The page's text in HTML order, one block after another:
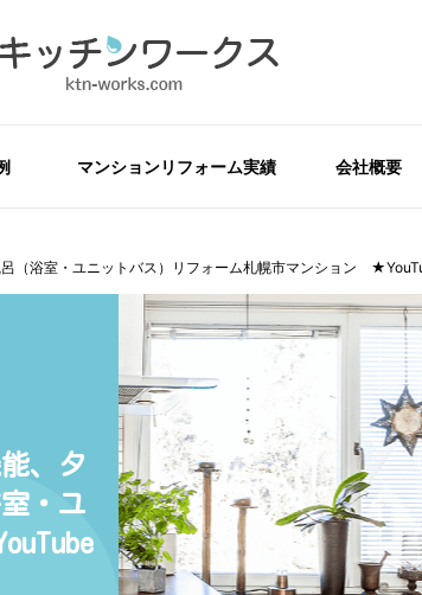
マンションリフォーム実績 会社概要
呂（浴室・ユニットバス）リフォーム札幌市マンション
、タ
・ユ